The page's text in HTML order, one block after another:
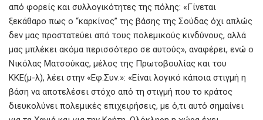
από φορείς και συλλογικότητες της πόλης: «Γίνεται
ξεκάθαρο πως ο “καρκίνος” της βάσης της Σούδας όχι απλώς
δεν μας προστατεύει από τους πολεμικούς κινδύνους, αλλά
μας μπλέκει ακόμα περισσότερο σε αυτούς», αναφέρει, ενώ ο
Νικόλας Ματσούκας, μέλος της Πρωτοβουλίας και του
ΚΚΕ(μ-λ), λέει στην «Εφ.Συν.»: «Είναι λογικό κάποια στιγμή η
βάση να αποτελέσει στόχο από τη στιγμή που το κράτος
διευκολύνει πολεμικές επιχειρήσεις, με ό,τι αυτό σημαίνει